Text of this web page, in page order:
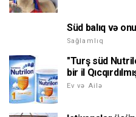
Süd balıq və
Sağlamlıq
"Turş süd
bir il
Ev və Ailə